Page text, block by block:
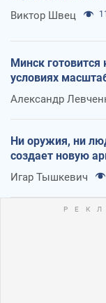
Виктор Швец
Минск
условиях
Александр
Ни оружия, ни
создает новую
Игар Тышкевич